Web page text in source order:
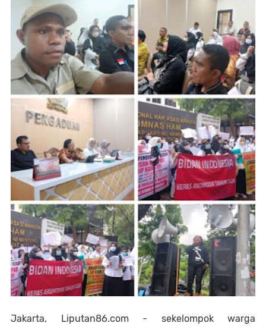
Jakarta, Liputan86.com - sekelompok warga